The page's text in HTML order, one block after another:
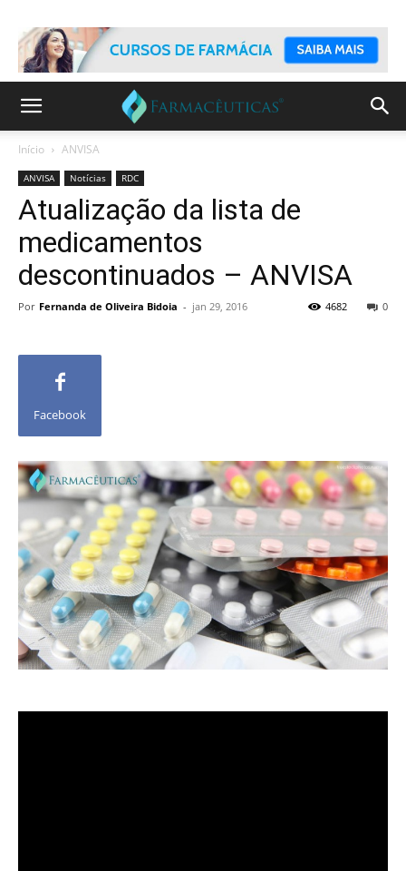
Início ANVISA
ANVISA Notícias RDC
Atualização da lista de
medicamentos
descontinuados – ANVISA
Por Fernanda de Oliveira Bidoia - jan 29, 2016 0
4682
Facebook